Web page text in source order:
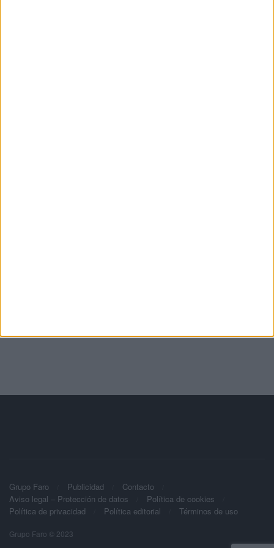
Grupo Faro Publicidad
Contacto
Aviso legal – Protección de datos
Política de cookies
Política de privacidad
Política editorial Términos de uso
Grupo Faro © 2023